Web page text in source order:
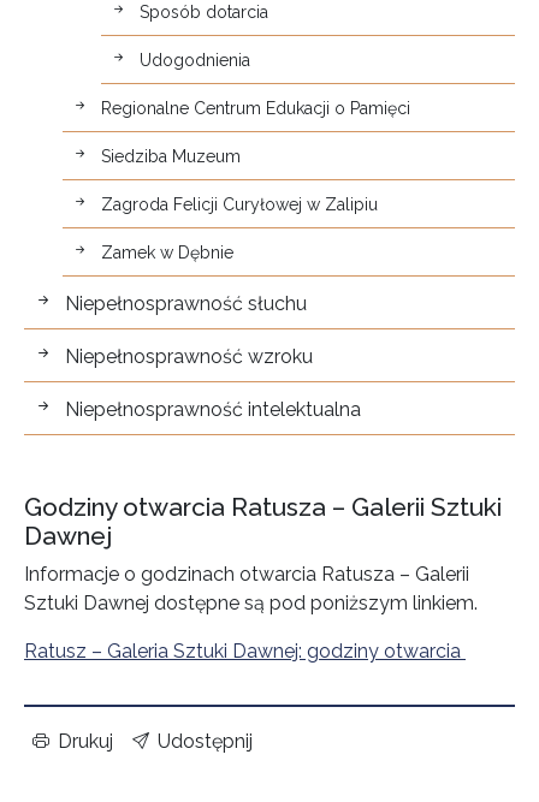
Sposób dotarcia
Udogodnienia
Regionalne Centrum Edukacji o Pamięci
Siedziba Muzeum
Zagroda Felicji Curyłowej w Zalipiu
Zamek w Dębnie
Niepełnosprawność słuchu
Niepełnosprawność wzroku
Niepełnosprawność intelektualna
Godziny otwarcia Ratusza – Galerii Sztuki
Dawnej
Informacje o godzinach otwarcia Ratusza – Galerii
Sztuki Dawnej dostępne są pod poniższym linkiem.
Ratusz – Galeria Sztuki Dawnej: godziny otwarcia
Drukuj Udostępnij